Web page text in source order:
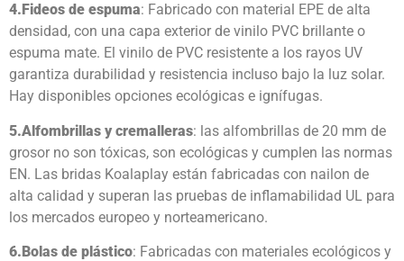
4. Fideos de espuma: Fabricado con material EPE de alta
densidad, con una capa exterior de vinilo PVC brillante o
espuma mate. El vinilo de PVC resistente a los rayos UV
garantiza durabilidad y resistencia incluso bajo la luz solar.
Hay disponibles opciones ecológicas e ignífugas.
5.Alfombrillas y cremalleras: las alfombrillas de 20 mm de
grosor no son tóxicas, son ecológicas y cumplen las normas
EN. Las bridas Koalaplay están fabricadas con nailon de
alta calidad y superan las pruebas de inflamabilidad UL para
los mercados europeo y norteamericano.
6.Bolas de plástico: Fabricadas con materiales ecológicos y